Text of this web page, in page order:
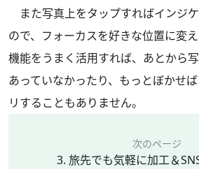
また写真上をタップすればインジ
ので、フォーカスを好きな位置に変
機能をうまく活用すれば、あとから
あっていなかったり、もっとぼかせ
リすることもありません。
次のページ
3. 旅先でも気軽に加工＆